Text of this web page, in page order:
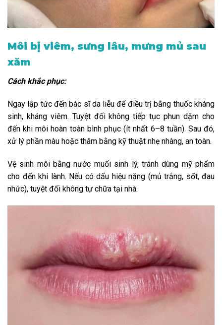
Môi bị viêm, sưng lâu, mưng mủ sau
xăm
Cách khắc phục:
Ngay lập tức đến bác sĩ da liễu để điều trị bằng thuốc kháng
sinh, kháng viêm. Tuyệt đối không tiếp tục phun dặm cho
đến khi môi hoàn toàn bình phục (ít nhất 6–8 tuần). Sau đó,
xử lý phần màu hoặc thâm bằng kỹ thuật nhẹ nhàng, an toàn.
Vệ sinh môi bằng nước muối sinh lý, tránh dùng mỹ phẩm
cho đến khi lành. Nếu có dấu hiệu nặng (mủ trắng, sốt, đau
nhức), tuyệt đối không tự chữa tại nhà.